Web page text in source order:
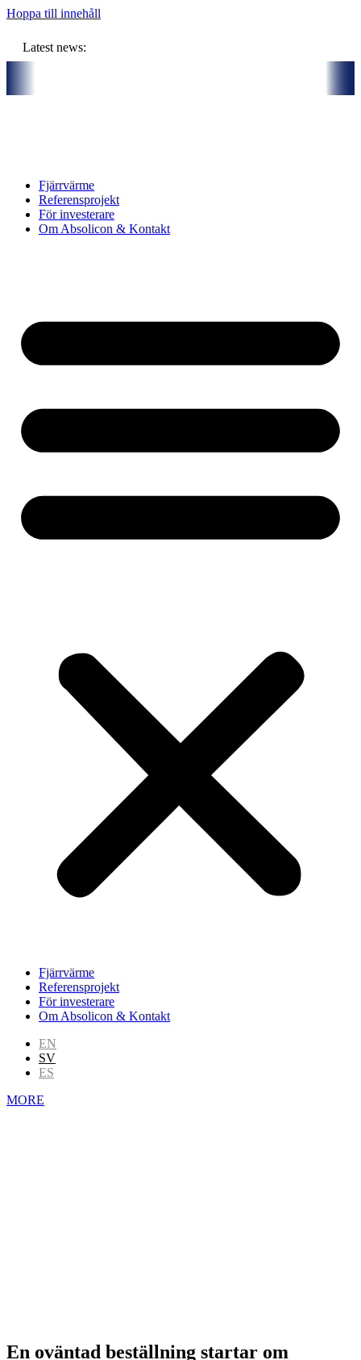
Hoppa till innehåll
Latest news:
Fjärrvärme
Referensprojekt
För investerare
Om Absolicon & Kontakt
Fjärrvärme
Referensprojekt
För investerare
Om Absolicon & Kontakt
EN
SV
ES
MORE
En oväntad beställning startar om